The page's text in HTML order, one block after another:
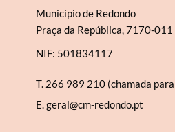
Município de Redondo
Praça da República, 7170-011
NIF: 501834117
T. 266 989 210 (chamada
E.geral@cm-redondo.pt